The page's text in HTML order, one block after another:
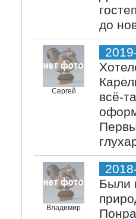
до
Сергей
всё-
Владимир
Были